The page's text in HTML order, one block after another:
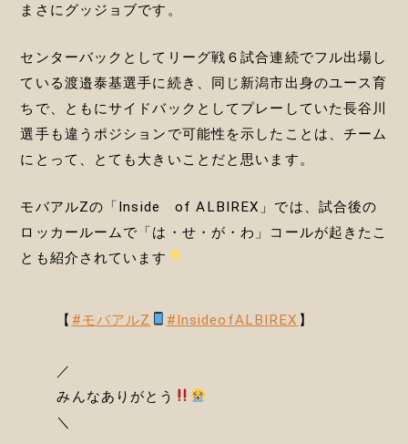
まさにグッジョブです。
センターバックとしてリーグ戦６試合連続でフル出場し
ている渡邉泰基選手に続き、同じ新潟市出身のユース育
ちで、ともにサイドバックとしてプレーしていた長谷川
選手も違うポジションで可能性を示したことは、チーム
にとって、とても大きいことだと思います。
モバアルZの「Inside of ALBIREX」では、試合後の
ロッカールームで「は・せ・が・わ」コールが起きたこ
とも紹介されています
【 #モバアルZ #InsideofALBIREX 】
／
みんなありがとう
＼